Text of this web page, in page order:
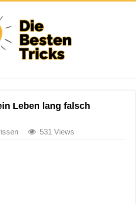
Leben lang falsch
531 Views